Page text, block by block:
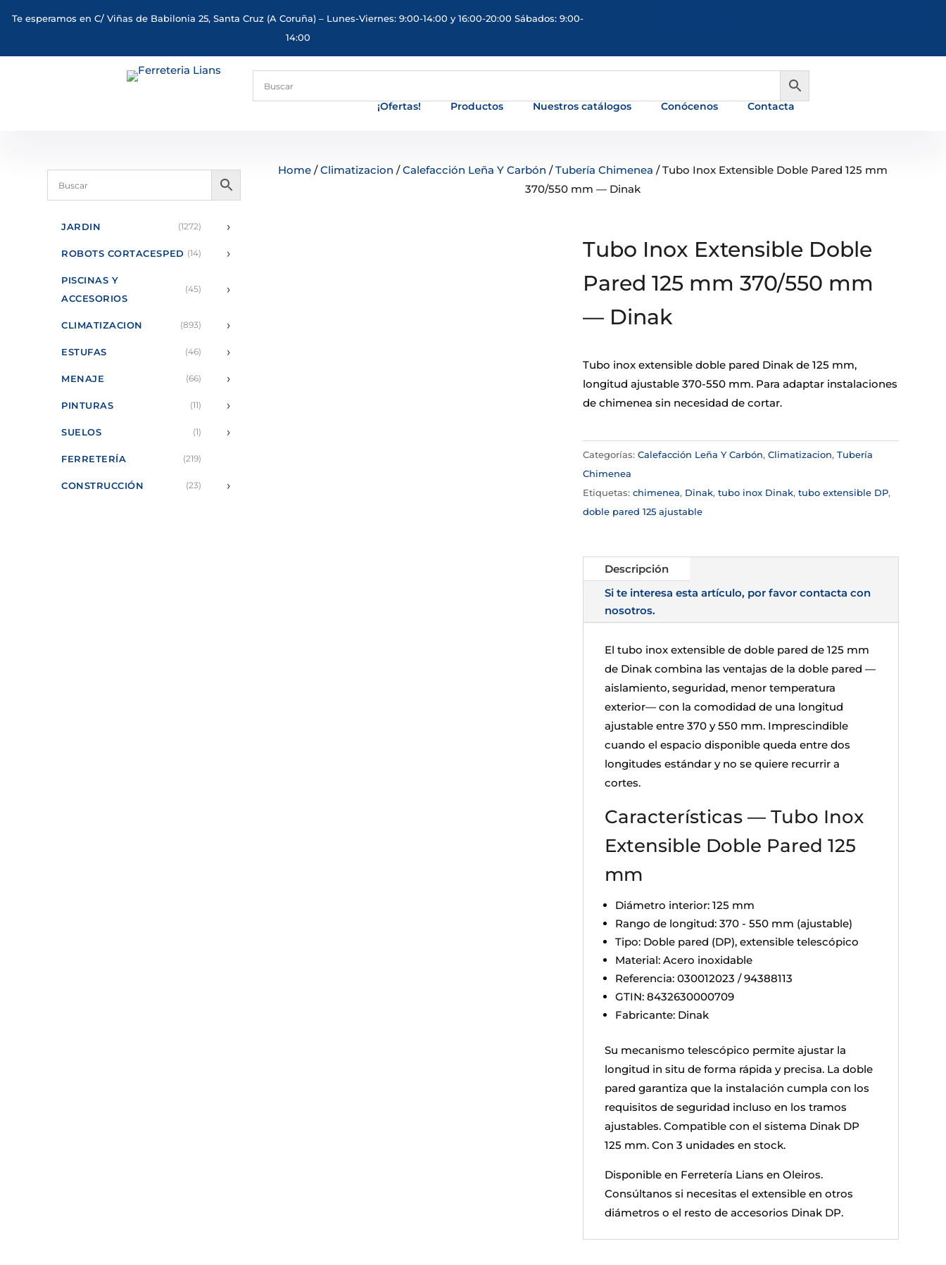
Te esperamos en C/ Viñas de Babilonia 25, Santa Cruz (A Coruña) – Lunes-Viernes: 9:00-14:00 y 16:00-20:00 Sábados: 9:00-
14:00
¡Ofertas! Productos Nuestros catálogos Conócenos Contacta
JARDIN (1272) ›
ROBOTS CORTACESPED (14) ›
PISCINAS Y
ACCESORIOS
(45) ›
CLIMATIZACION (893) ›
ESTUFAS (46) ›
MENAJE (66) ›
PINTURAS (11) ›
SUELOS (1) ›
FERRETERÍA (219)
CONSTRUCCIÓN (23) ›
Home/Climatizacion /Calefacción Leña Y Carbón /Tubería Chimenea / Tubo Inox Extensible Doble Pared 125 mm
370/550 mm — Dinak
Tubo Inox Extensible Doble
Pared 125 mm 370/550 mm
— Dinak
Tubo inox extensible doble pared Dinak de 125 mm,
longitud ajustable 370-550 mm. Para adaptar instalaciones
de chimenea sin necesidad de cortar.
Categorías: Calefacción Leña Y Carbón, Climatizacion, Tubería
Chimenea
Etiquetas: chimenea, Dinak, tubo inox Dinak, tubo extensible DP,
doble pared 125 ajustable
Descripción
Si te interesa esta artículo, por favor contacta con
nosotros.
El tubo inox extensible de doble pared de 125 mm
de Dinak combina las ventajas de la doble pared —
aislamiento, seguridad, menor temperatura
exterior— con la comodidad de una longitud
ajustable entre 370 y 550 mm. Imprescindible
cuando el espacio disponible queda entre dos
longitudes estándar y no se quiere recurrir a
cortes.
Características — Tubo Inox
Extensible Doble Pared 125
mm
Diámetro interior: 125 mm
Rango de longitud: 370 - 550 mm (ajustable)
Tipo: Doble pared (DP), extensible telescópico
Material: Acero inoxidable
Referencia: 030012023 / 94388113
GTIN: 8432630000709
Fabricante: Dinak
Su mecanismo telescópico permite ajustar la
longitud in situ de forma rápida y precisa. La doble
pared garantiza que la instalación cumpla con los
requisitos de seguridad incluso en los tramos
ajustables. Compatible con el sistema Dinak DP
125 mm. Con 3 unidades en stock.
Disponible en Ferretería Lians en Oleiros.
Consúltanos si necesitas el extensible en otros
diámetros o el resto de accesorios Dinak DP.